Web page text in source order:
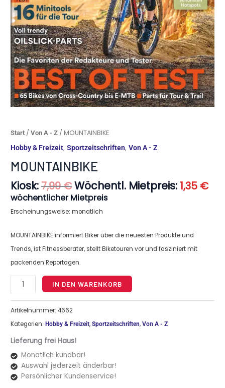
Start /Von A - Z / MOUNTAINBIKE
Hobby & Freizeit,Sportzeitschriften,Von A - Z
MOUNTAINBIKE
Kiosk:7,99€
Ursprünglicher
Preis
war:
7,99 €
Wöchentl. Mietpreis: 1,35 €
wöchentlicher Mietpreis
Erscheinungsweise: monatlich
MOUNTAINBIKE informiert Biker über die neuesten Produkte und
Trends, ist Fitnessberater, stellt Biketouren vor und fasziniert mit
packenden Reportagen.
MOUNTAINBIKE
Menge
IN DEN WARENKORB
Artikelnummer:4662
Kategorien:Hobby & Freizeit,Sportzeitschriften,Von A - Z
Lieferung frei Haus!
Monatlich kündbar!
Auswahl jederzeit änderbar!
Persönlicher Kundenservice!